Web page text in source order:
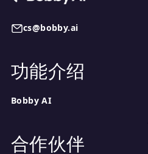
cs@bobby.ai
功能介绍
Bobby AI
合作伙伴